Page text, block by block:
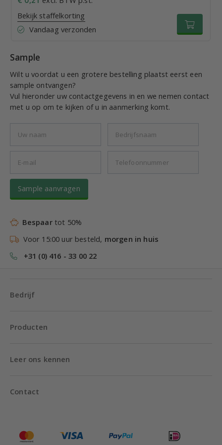
Bekijk staffelkorting
Vandaag verzonden
Sample
Wilt u voordat u een grotere bestelling plaatst eerst een
sample ontvangen?
Vul hieronder uw contactgegevens in en we nemen contact
met u op om te kijken of u in aanmerking komt.
Sample aanvragen
Bespaartot 50%
Voor 15:00 uur besteld, morgen in huis
+31 (0) 416 - 33 00 22
Bedrijf
Producten
Leer ons kennen
Contact